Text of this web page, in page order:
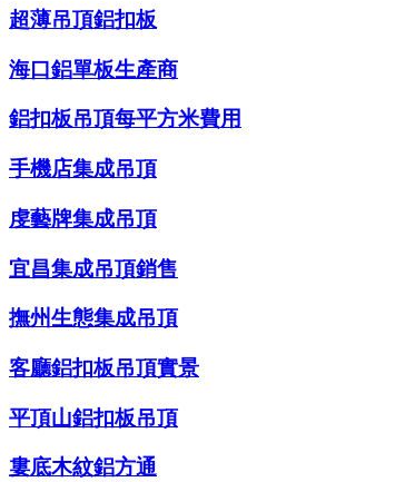
超薄吊頂鋁扣板
海口鋁單板生產商
鋁扣板吊頂每平方米費用
手機店集成吊頂
虔藝牌集成吊頂
宜昌集成吊頂銷售
撫州生態集成吊頂
客廳鋁扣板吊頂實景
平頂山鋁扣板吊頂
婁底木紋鋁方通